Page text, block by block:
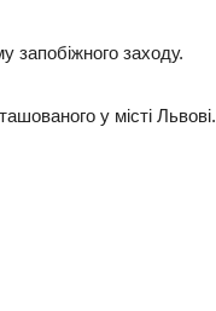
запобіжного заходу.
у місті Львові.